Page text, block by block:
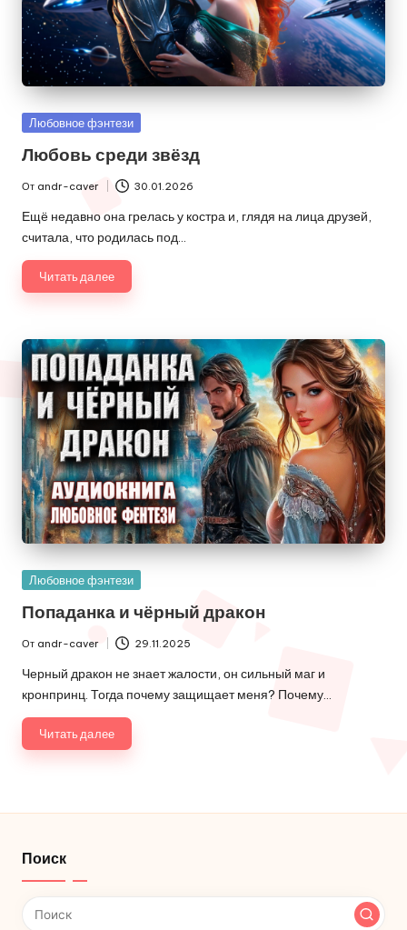
Опубликовано
Любовное фэнтези
Любовь среди звёзд
Запись
от
От andr-caver 30.01.2026
Ещё недавно она грелась у костра и, глядя на лица друзей,
считала, что родилась под…
Читать далее
Опубликовано
Любовное фэнтези
Попаданка и чёрный дракон
Запись
от
От andr-caver 29.11.2025
Черный дракон не знает жалости, он сильный маг и
кронпринц. Тогда почему защищает меня? Почему…
Читать далее
Поиск